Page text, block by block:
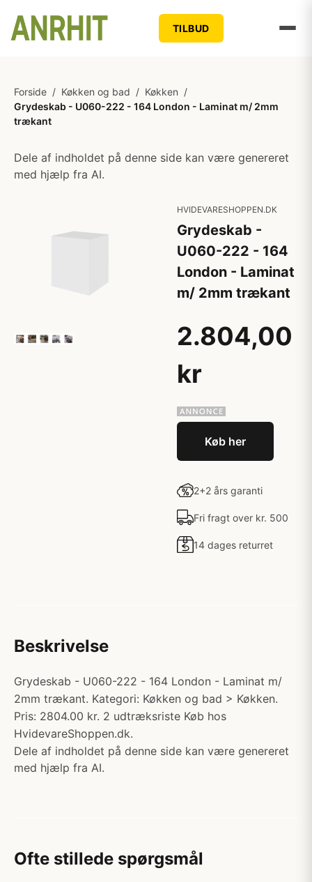
TILBUD
Forside / Køkken og bad / Køkken /
Grydeskab - U060-222 - 164 London - Laminat m/ 2mm
trækant
Dele af indholdet på denne side kan være genereret
med hjælp fra AI.
HVIDEVARESHOPPEN.DK
Grydeskab -
U060-222 - 164
London - Laminat
m/ 2mm trækant
2.804,00
kr
Køb her
2+2 års garanti
Fri fragt over kr. 500
14 dages returret
Beskrivelse
Grydeskab - U060-222 - 164 London - Laminat m/
2mm trækant. Kategori: Køkken og bad > Køkken.
Pris: 2804.00 kr. 2 udtræksriste Køb hos
HvidevareShoppen.dk.
Dele af indholdet på denne side kan være genereret
med hjælp fra AI.
Ofte stillede spørgsmål